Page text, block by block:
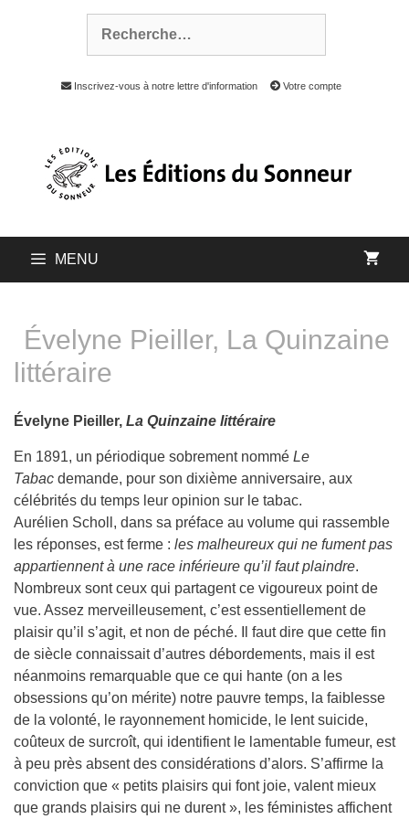
Inscrivez-vous à notre lettre d'information Votre compte
MENU
Évelyne Pieiller, La Quinzaine
littéraire
Évelyne Pieiller, La Quinzaine littéraire
En 1891, un périodique sobrement nommé Le
Tabac demande, pour son dixième anniversaire, aux
célébrités du temps leur opinion sur le tabac.
Aurélien Scholl, dans sa préface au volume qui rassemble
les réponses, est ferme : les malheureux qui ne fument pas
appartiennent à une race inférieure qu’il faut plaindre.
Nombreux sont ceux qui partagent ce vigoureux point de
vue. Assez merveilleusement, c’est essentiellement de
plaisir qu’il s’agit, et non de péché. Il faut dire que cette fin
de siècle connaissait d’autres débordements, mais il est
néanmoins remarquable que ce qui hante (on a les
obsessions qu’on mérite) notre pauvre temps, la faiblesse
de la volonté, le rayonnement homicide, le lent suicide,
coûteux de surcroît, qui identifient le lamentable fumeur, est
à peu près absent des considérations d’alors. S’affirme la
conviction que « petits plaisirs qui font joie, valent mieux
que grands plaisirs qui ne durent », les féministes affichent